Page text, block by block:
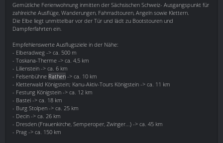
Gemütliche Ferienwohnung inmitten der Sächsischen Schweiz- Ausgangspunkt für
zahlreiche Ausflüge, Wanderungen, Fahrradtouren, Angeln sowie Klettern.
Die Elbe liegt unmittelbar vor der Tür und lädt zu Bootstouren und
Dampferfahrten ein.
Empfehlenswerte Ausflugsziele in der Nähe:
- Elberadweg -> ca. 500 m
- Toskana-Therme -> ca. 4,5 km
- Lilienstein -> ca. 6 km
- Felsenbühne Rathen -> ca. 10 km
- Kletterwald Königstein; Kanu-Aktiv-Tours Königstein -> ca. 11 km
- Festung Königstein -> ca. 12 km
- Bastei -> ca. 18 km
- Burg Stolpen -> ca. 25 km
- Decin -> ca. 26 km
- Dresden (Frauenkirche, Semperoper, Zwinger...) -> ca. 45 km
- Prag -> ca. 150 km